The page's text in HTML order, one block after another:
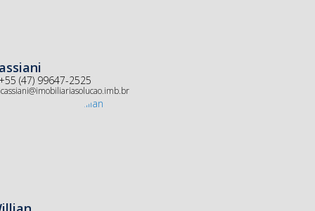
+55 (47) 99647-2525
cassiani@imobiliariasolucao.imb.br